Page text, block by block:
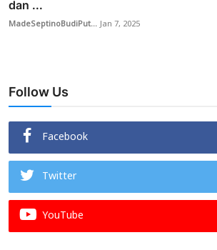
dan ...
MadeSeptinoBudiPut...Jan 7, 2025
Follow Us
Facebook
Twitter
YouTube